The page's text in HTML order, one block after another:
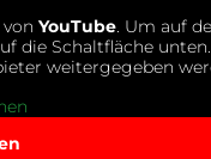
YouTube. Um auf
die Schaltfläche
weitergegeben